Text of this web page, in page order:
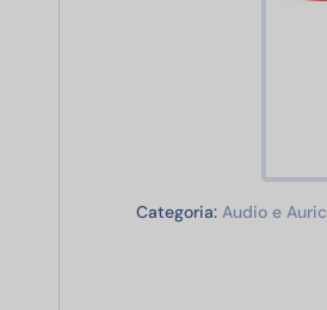
Categoria: Audio e